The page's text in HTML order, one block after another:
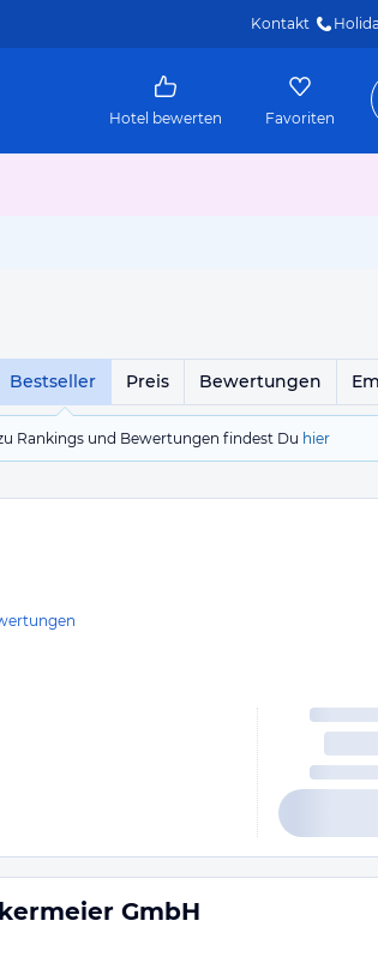
Kontakt
Hotel bewerten Favoriten
Bestseller Preis Bewertungen
Rankings und Bewertungen findest Du hier
GmbH